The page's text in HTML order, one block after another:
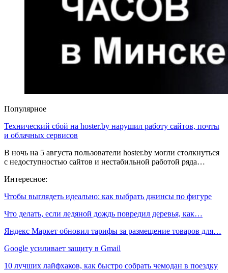
Популярное
Технический сбой на hoster.by нарушил работу сайтов, почты
и облачных сервисов
В ночь на 5 августа пользователи hoster.by могли столкнуться
с недоступностью сайтов и нестабильной работой ряда…
Интересное:
Чтобы выглядеть идеально: как выбрать джинсы по фигуре
Что делать, если ледяной дождь повредил деревья, как…
Яндекс Маркет обновил тарифы за размещение товаров для…
Google усиливает защиту в Gmail
10 лучших лайфхаков, как быстро собрать чемодан в поездку